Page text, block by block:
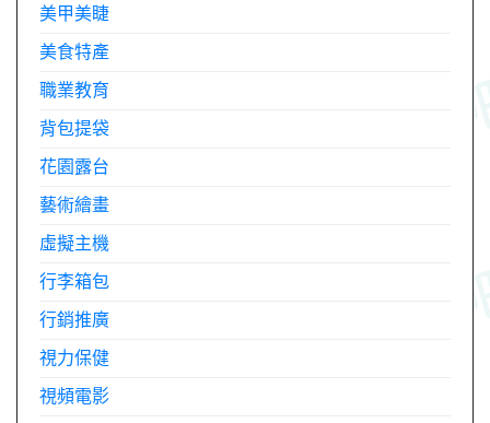
美甲美睫
美食特產
職業教育
背包提袋
花園露台
藝術繪畫
虛擬主機
行李箱包
行銷推廣
視力保健
視頻電影